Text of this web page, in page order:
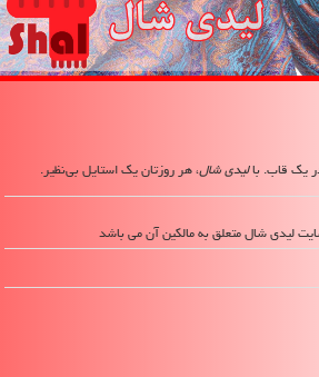
یک قاب. بالیدی شال، هر روزتان یک استایل بی‌نظیر.